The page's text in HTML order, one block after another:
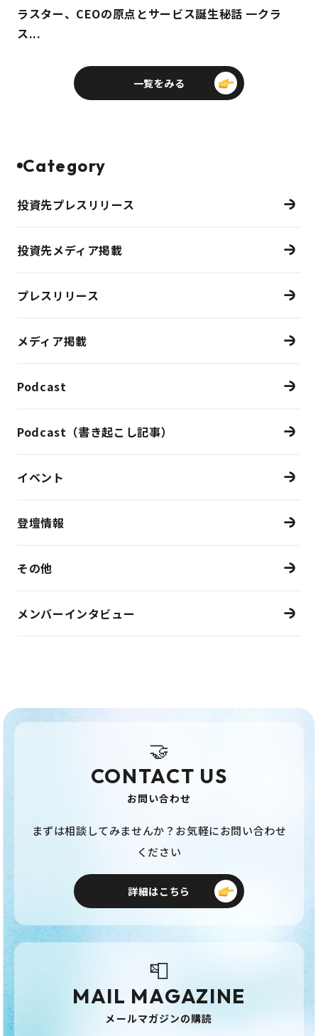
ラスター、CEOの原点とサービス誕生秘話 一クラ
ス...
一覧をみる
Category
投資先プレスリリース
投資先メディア掲載
プレスリリース
メディア掲載
Podcast
Podcast（書き起こし記事）
イベント
登壇情報
その他
メンバーインタビュー
🤝
CONTACT US
お問い合わせ
まずは相談してみませんか？お気軽にお問い合わせ
ください
詳細はこちら
📮
MAIL MAGAZINE
メールマガジンの購読